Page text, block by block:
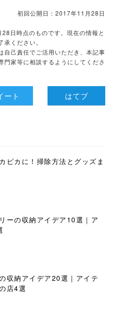
初回公開日：2017年11月28日
日時点のものです。現在の情報と
ください。
自己責任でご活用いただき、本記事
家等に相談するようにしてくださ
ート はてブ
ピカに！掃除方法とグッズま
ーの収納アイデア10選｜ア
収納アイデア20選｜アイテ
店4選